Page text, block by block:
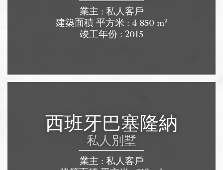
業主 : 私人客戶
建築面積 平方米 : 4 850 m²
竣工年份 : 2015
西班牙巴塞隆納
私人別墅
業主 : 私人客戶